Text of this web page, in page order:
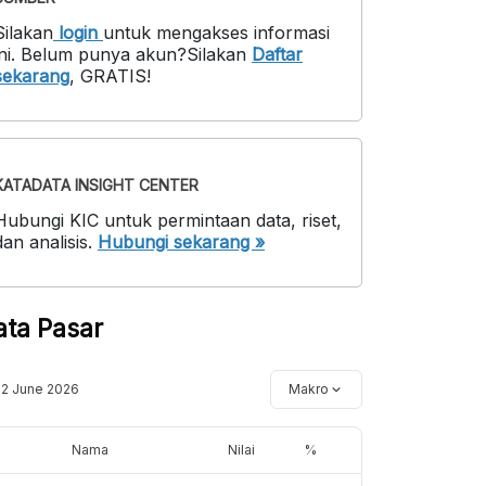
login untuk mengakses informasi
. Belum punya akun?Silakan Daftar
, GRATIS!
INSIGHT CENTER
KIC untuk permintaan data, riset,
analisis. Hubungi sekarang »
Pasar
June 2026 Makro
Nama Nilai %